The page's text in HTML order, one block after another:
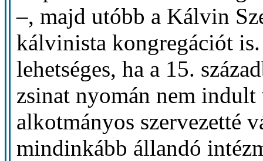
–, majd utóbb a Kálvin
kálvinista kongregációt
lehetséges, ha a 15.
zsinat nyomán nem
alkotmányos szervezetté
mindinkább állandó